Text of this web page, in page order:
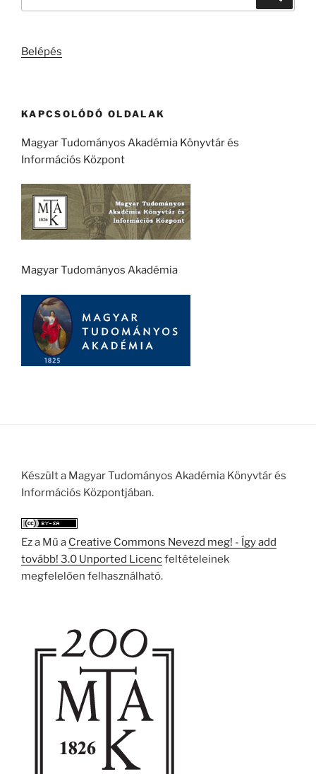
Belépés
KAPCSOLÓDÓ OLDALAK
Magyar Tudományos Akadémia Könyvtár és
Információs Központ
Magyar Tudományos Akadémia
Készült a Magyar Tudományos Akadémia Könyvtár és
Információs Központjában.
Ez a Mű a Creative Commons Nevezd meg! - Így add
tovább! 3.0 Unported Licencfeltételeinek
megfelelően felhasználható.